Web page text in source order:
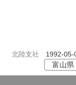
北陸支社 1992-05-
富山県